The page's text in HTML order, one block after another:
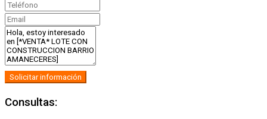
Solicitar información
Consultas: